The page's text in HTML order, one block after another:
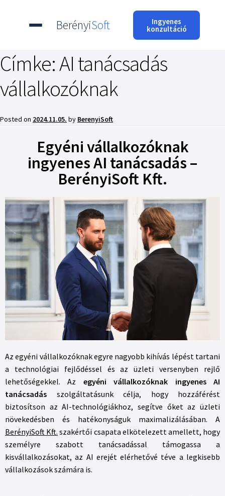
BerényiSoft Ingyenes
konzultáció
Címke:AI tanácsadás
vállalkozóknak
Posted on 2024.11.05. by BerenyiSoft
Egyéni vállalkozóknak
ingyenes AI tanácsadás –
BerényiSoft Kft.
Az egyéni vállalkozóknak egyre nagyobb kihívás lépést tartani
a technológiai fejlődéssel és az üzleti versenyben rejlő
lehetőségekkel. Az egyéni vállalkozóknak ingyenes AI
tanácsadás szolgáltatásunk célja, hogy hozzáférést
biztosítson az AI-technológiákhoz, segítve őket az üzleti
növekedésben és hatékonyságuk maximalizálásában. A
BerényiSoft Kft. szakértői csapata elkötelezett amellett, hogy
személyre szabott tanácsadással támogassa a
kisvállalkozásokat, az AI erejét elérhetővé téve a legkisebb
vállalkozások számára is.